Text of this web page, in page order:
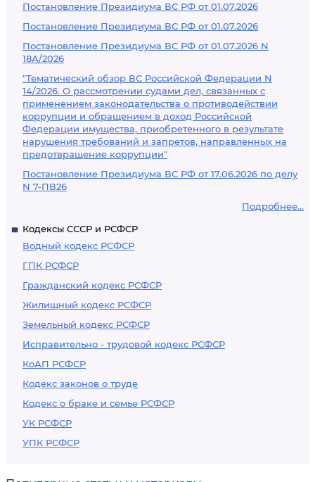
Постановление Президиума ВС РФ от 01.07.2026
Постановление Президиума ВС РФ от 01.07.2026
Постановление Президиума ВС РФ от 01.07.2026 N
18А/2026
"Тематический обзор ВС Российской Федерации N
14/2026. О рассмотрении судами дел, связанных с
применением законодательства о противодействии
коррупции и обращением в доход Российской
Федерации имущества, приобретенного в результате
нарушения требований и запретов, направленных на
предотвращение коррупции"
Постановление Президиума ВС РФ от 17.06.2026 по делу
N 7-ПВ26
Подробнее...
Кодексы СССР и РСФСР
Водный кодекс РСФСР
ГПК РСФСР
Гражданский кодекс РСФСР
Жилищный кодекс РСФСР
Земельный кодекс РСФСР
Исправительно - трудовой кодекс РСФСР
КоАП РСФСР
Кодекс законов о труде
Кодекс о браке и семье РСФСР
УК РСФСР
УПК РСФСР